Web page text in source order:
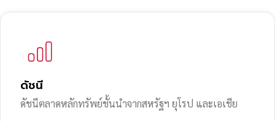
ดัชนี
ดัชนีตลาดหลักทรัพย์ชั้นนำจากสหรัฐฯ ยุโรป และเอเชีย